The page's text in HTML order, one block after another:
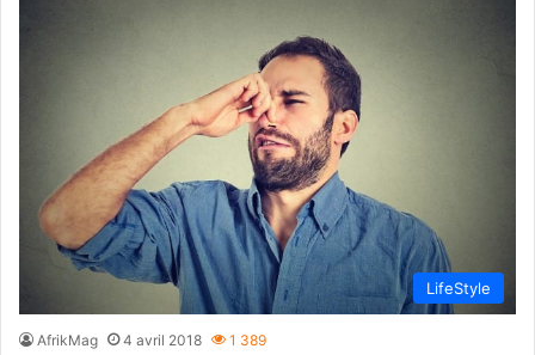
LifeStyle
AfrikMag 4 avril 2018 1 389